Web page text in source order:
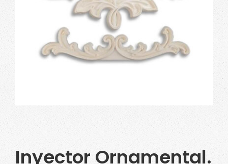
Inyector Ornamental.